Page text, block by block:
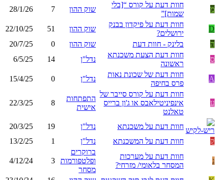
מ
חוות דעת על קורס “[בלי
שמות]”
שוק ההון 7
28/1/26
D
חוות דעת על פיקדון בבנק
ירושלים?
שוק ההון 51
22/10/25
ה
בלינק - חוות דעת שוק ההון 0
20/7/25
ס
חוות דעת הצעת משכנתא
ראשונה
נדל"ן 14
6/5/25
A
חוות דעת של שכונת נאות
פרס בחיפה
נדל"ן 0
15/4/25
ע
חוות דעת על קורס סייבר של
אינפיניטילאבס או ג'ון ברייס
טאלנט
התפתחות
אישית
8
22/3/25
חוות דעת על משכנתא נדל"ן 19
20/3/25
ק
חוות דעת על המשכנתא נדל"ן 1
13/2/25
נ
חוות דעת על מערכות
המסחר בלאומי/ מזרחי?
ברוקרים
ופלטפורמות
מסחר
3
4/12/24